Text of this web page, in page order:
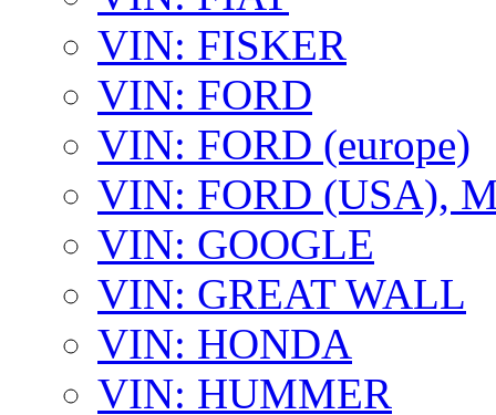
VIN: FISKER
VIN: FORD
VIN: FORD (europe)
VIN: FORD (USA),
VIN: GOOGLE
VIN: GREAT WALL
VIN: HONDA
VIN: HUMMER